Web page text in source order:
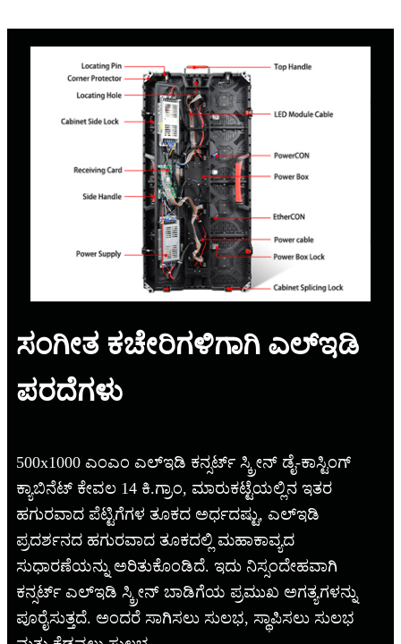
ಸಂಗೀತ ಕಚೇರಿಗಳಿಗಾಗಿ ಎಲ್ಇಡಿ
ಪರದೆಗಳು
500x1000 ಎಂಎಂ ಎಲ್ಇಡಿ ಕನ್ಸರ್ಟ್ ಸ್ಕ್ರೀನ್ ಡೈ-ಕಾಸ್ಟಿಂಗ್
ಕ್ಯಾಬಿನೆಟ್ ಕೇವಲ 14 ಕಿ.ಗ್ರಾಂ, ಮಾರುಕಟ್ಟೆಯಲ್ಲಿನ ಇತರ
ಹಗುರವಾದ ಪೆಟ್ಟಿಗೆಗಳ ತೂಕದ ಅರ್ಧದಷ್ಟು, ಎಲ್ಇಡಿ
ಪ್ರದರ್ಶನದ ಹಗುರವಾದ ತೂಕದಲ್ಲಿ ಮಹಾಕಾವ್ಯದ
ಸುಧಾರಣೆಯನ್ನು ಅರಿತುಕೊಂಡಿದೆ. ಇದು ನಿಸ್ಸಂದೇಹವಾಗಿ
ಕನ್ಸರ್ಟ್ ಎಲ್ಇಡಿ ಸ್ಕ್ರೀನ್ ಬಾಡಿಗೆಯ ಪ್ರಮುಖ ಅಗತ್ಯಗಳನ್ನು
ಪೂರೈಸುತ್ತದೆ. ಅಂದರೆ ಸಾಗಿಸಲು ಸುಲಭ, ಸ್ಥಾಪಿಸಲು ಸುಲಭ